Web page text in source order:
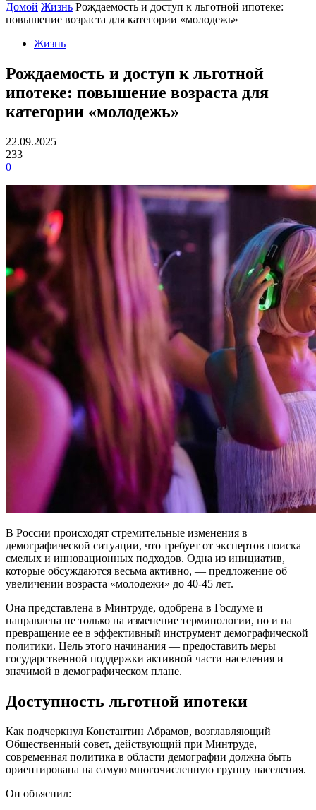
Домой Жизнь Рождаемость и доступ к льготной ипотеке:
повышение возраста для категории «молодежь»
Жизнь
Рождаемость и доступ к льготной
ипотеке: повышение возраста для
категории «молодежь»
22.09.2025
233
0
В России происходят стремительные изменения в
демографической ситуации, что требует от экспертов поиска
смелых и инновационных подходов. Одна из инициатив,
которые обсуждаются весьма активно, — предложение об
увеличении возраста «молодежи» до 40-45 лет.
Она представлена в Минтруде, одобрена в Госдуме и
направлена не только на изменение терминологии, но и на
превращение ее в эффективный инструмент демографической
политики. Цель этого начинания — предоставить меры
государственной поддержки активной части населения и
значимой в демографическом плане.
Доступность льготной ипотеки
Как подчеркнул Константин Абрамов, возглавляющий
Общественный совет, действующий при Минтруде,
современная политика в области демографии должна быть
ориентирована на самую многочисленную группу населения.
Он объяснил: